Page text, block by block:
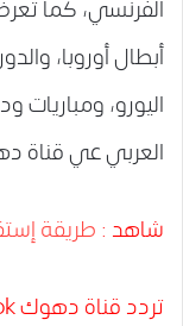
الفرنسي، كما
أبطال أوروبا،
اليورو، ومباريات
العربي عي قناة
شاهد : طريقة
تردد قناة دهوك Duhok :